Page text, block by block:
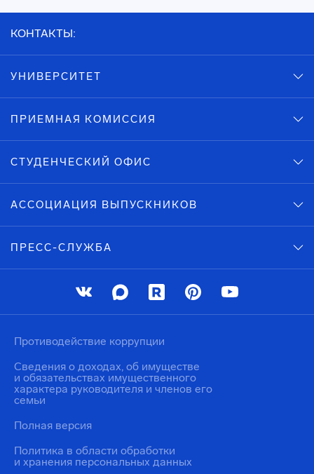
КОНТАКТЫ:
УНИВЕРСИТЕТ
ПРИЕМНАЯ КОМИССИЯ
СТУДЕНЧЕСКИЙ ОФИС
АССОЦИАЦИЯ ВЫПУСКНИКОВ
ПРЕСС-СЛУЖБА
Политика в области обработки
и хранения персональных данных
Противодействие коррупции
Сведения о доходах, об имуществе
и обязательствах имущественного
характера руководителя и членов его
семьи
Полная версия